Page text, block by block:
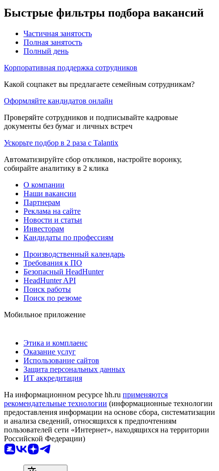
Быстрые фильтры подбора вакансий
Частичная занятость
Полная занятость
Полный день
Корпоративная поддержка сотрудников
Какой соцпакет вы предлагаете семейным сотрудникам?
Оформляйте кандидатов онлайн
Проверяйте сотрудников и подписывайте кадровые
документы без бумаг и личных встреч
Ускорьте подбор в 2 раза с Talantix
Автоматизируйте сбор откликов, настройте воронку,
собирайте аналитику в 2 клика
О компании
Наши вакансии
Партнерам
Реклама на сайте
Новости и статьи
Инвесторам
Кандидаты по профессиям
Производственный календарь
Требования к ПО
Безопасный HeadHunter
HeadHunter API
Поиск работы
Поиск по резюме
Мобильное приложение
Этика и комплаенс
Оказание услуг
Использование сайтов
Защита персональных данных
ИТ аккредитация
На информационном ресурсе hh.ru применяются
рекомендательные технологии (информационные технологии
предоставления информации на основе сбора, систематизации
и анализа сведений, относящихся к предпочтениям
пользователей сети «Интернет», находящихся на территории
Российской Федерации)